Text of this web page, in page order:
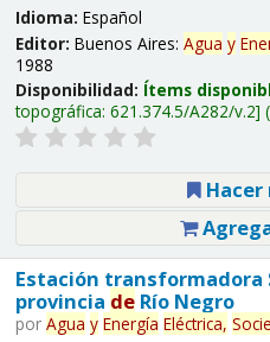
Idioma: Español
Editor: Buenos Aires: Agua y
1988
Disponibilidad: Ítems
topográfica: 621.374.5/A282/v.2
Hacer
Estación transformadora
provincia deRío Negro
por Agua y Energía Eléctrica,